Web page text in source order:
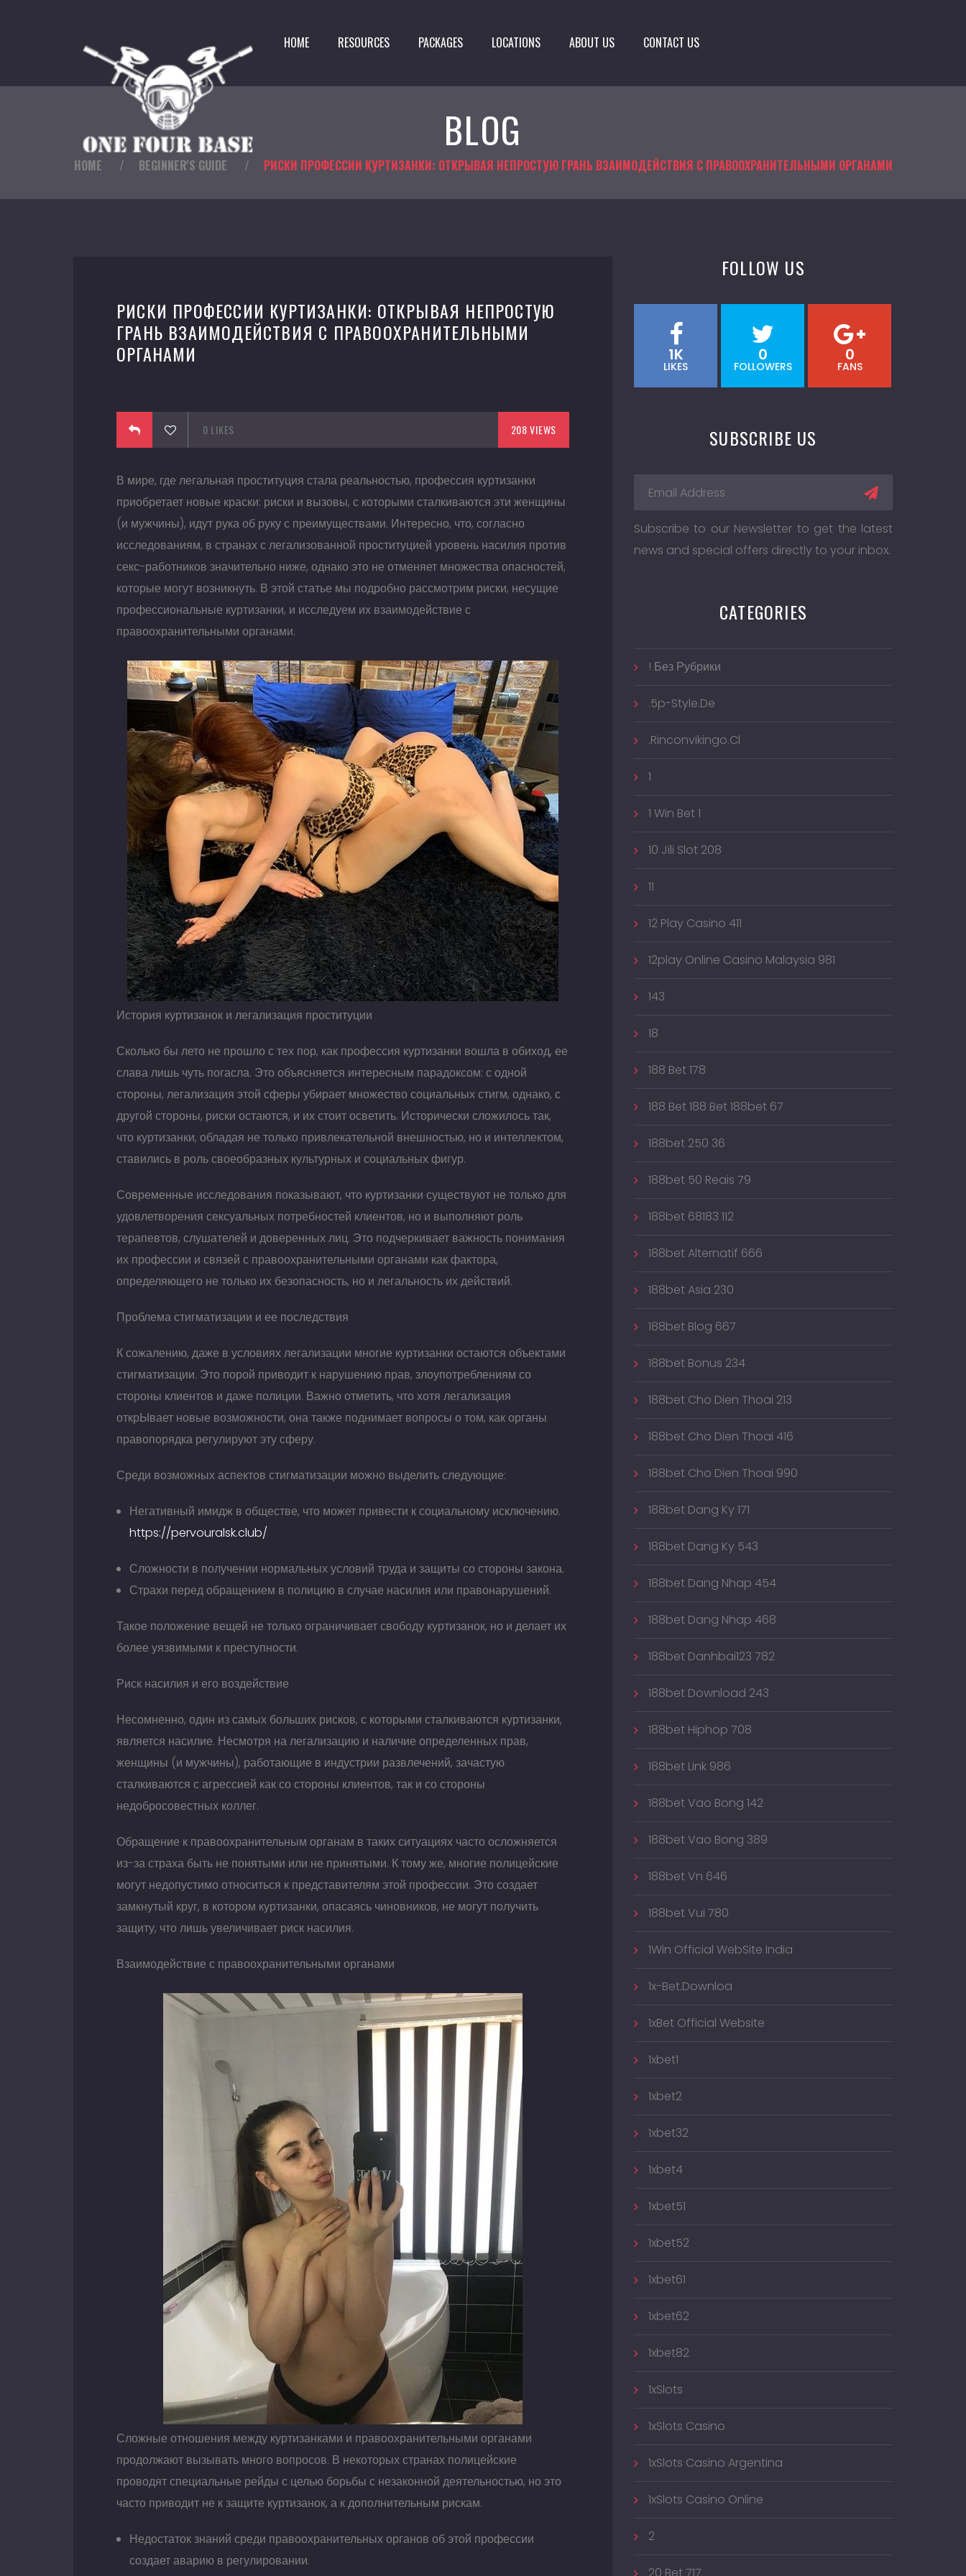
HOME RESOURCES PACKAGES LOCATIONS ABOUT US CONTACT US
BLOG
HOME / BEGINNER'S GUIDE / РИСКИ ПРОФЕССИИ КУРТИЗАНКИ: ОТКРЫВАЯ НЕПРОСТУЮ ГРАНЬ ВЗАИМОДЕЙСТВИЯ С ПРАВООХРАНИТЕЛЬНЫМИ ОРГАНАМИ
РИСКИ ПРОФЕССИИ КУРТИЗАНКИ: ОТКРЫВАЯ НЕПРОСТУЮ
ГРАНЬ ВЗАИМОДЕЙСТВИЯ С ПРАВООХРАНИТЕЛЬНЫМИ
ОРГАНАМИ
0 LIKES 208 VIEWS
В мире, где легальная проституция стала реальностью, профессия куртизанки
приобретает новые краски: риски и вызовы, с которыми сталкиваются эти женщины
(и мужчины), идут рука об руку с преимуществами. Интересно, что, согласно
исследованиям, в странах с легализованной проституцией уровень насилия против
секс-работников значительно ниже, однако это не отменяет множества опасностей,
которые могут возникнуть. В этой статье мы подробно рассмотрим риски, несущие
профессиональные куртизанки, и исследуем их взаимодействие с
правоохранительными органами.
История куртизанок и легализация проституции
Сколько бы лето не прошло с тех пор, как профессия куртизанки вошла в обиход, ее
слава лишь чуть погасла. Это объясняется интересным парадоксом: с одной
стороны, легализация этой сферы убирает множество социальных стигм, однако, с
другой стороны, риски остаются, и их стоит осветить. Исторически сложилось так,
что куртизанки, обладая не только привлекательной внешностью, но и интеллектом,
ставились в роль своеобразных культурных и социальных фигур.
Современные исследования показывают, что куртизанки существуют не только для
удовлетворения сексуальных потребностей клиентов, но и выполняют роль
терапевтов, слушателей и доверенных лиц. Это подчеркивает важность понимания
их профессии и связей с правоохранительными органами как фактора,
определяющего не только их безопасность, но и легальность их действий.
Проблема стигматизации и ее последствия
К сожалению, даже в условиях легализации многие куртизанки остаются объектами
стигматизации. Это порой приводит к нарушению прав, злоупотреблениям со
стороны клиентов и даже полиции. Важно отметить, что хотя легализация
открЫвает новые возможности, она также поднимает вопросы о том, как органы
правопорядка регулируют эту сферу.
Среди возможных аспектов стигматизации можно выделить следующие:
Негативный имидж в обществе, что может привести к социальному исключению.
https://pervouralsk.club/
Сложности в получении нормальных условий труда и защиты со стороны закона.
Страхи перед обращением в полицию в случае насилия или правонарушений.
Такое положение вещей не только ограничивает свободу куртизанок, но и делает их
более уязвимыми к преступности.
Риск насилия и его воздействие
Несомненно, один из самых больших рисков, с которыми сталкиваются куртизанки,
является насилие. Несмотря на легализацию и наличие определенных прав,
женщины (и мужчины), работающие в индустрии развлечений, зачастую
сталкиваются с агрессией как со стороны клиентов, так и со стороны
недобросовестных коллег.
Обращение к правоохранительным органам в таких ситуациях часто осложняется
из-за страха быть не понятыми или не принятыми. К тому же, многие полицейские
могут недопустимо относиться к представителям этой профессии. Это создает
замкнутый круг, в котором куртизанки, опасаясь чиновников, не могут получить
защиту, что лишь увеличивает риск насилия.
Взаимодействие с правоохранительными органами
Сложные отношения между куртизанками и правоохранительными органами
продолжают вызывать много вопросов. В некоторых странах полицейские
проводят специальные рейды с целью борьбы с незаконной деятельностью, но это
часто приводит не к защите куртизанок, а к дополнительным рискам.
Недостаток знаний среди правоохранительных органов об этой профессии
создает аварию в регулировании.
FOLLOW US
1K
LIKES
0
FOLLOWERS
0
FANS
SUBSCRIBE US
Subscribe to our Newsletter to get the latest
news and special offers directly to your inbox.
CATEGORIES
! Без Рубрики
.5p-Style.de
.rinconvikingo.cl
1
1 Win Bet 1
10 Jili Slot 208
11
12 Play Casino 411
12play Online Casino Malaysia 981
143
18
188 Bet 178
188 Bet 188 Bet 188bet 67
188bet 250 36
188bet 50 Reais 79
188bet 68183 112
188bet Alternatif 666
188bet Asia 230
188bet Blog 667
188bet Bonus 234
188bet Cho Dien Thoai 213
188bet Cho Dien Thoai 416
188bet Cho Dien Thoai 990
188bet Dang Ky 171
188bet Dang Ky 543
188bet Dang Nhap 454
188bet Dang Nhap 468
188bet Danhbai123 782
188bet Download 243
188bet Hiphop 708
188bet Link 986
188bet Vao Bong 142
188bet Vao Bong 389
188bet Vn 646
188bet Vui 780
1Win Official WebSite India
1x-Bet.downloa
1xBet Official Website
1xbet1
1xbet2
1xbet32
1xbet4
1xbet51
1xbet52
1xbet61
1xbet62
1xbet82
1xSlots
1xSlots Casino
1xSlots Casino Argentina
1xSlots Casino Online
2